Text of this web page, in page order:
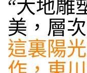
“大地雕
美，層
這裏陽